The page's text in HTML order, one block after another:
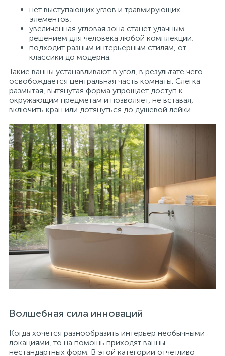
нет выступающих углов и травмирующих
элементов;
увеличенная угловая зона станет удачным
решением для человека любой комплекции;
подходит разным интерьерным стилям, от
классики до модерна.
Такие ванны устанавливают в угол, в результате чего
освобождается центральная часть комнаты. Слегка
размытая, вытянутая форма упрощает доступ к
окружающим предметам и позволяет, не вставая,
включить кран или дотянуться до душевой лейки.
Волшебная сила инноваций
Когда хочется разнообразить интерьер необычными
локациями, то на помощь приходят ванны
нестандартных форм. В этой категории отчетливо